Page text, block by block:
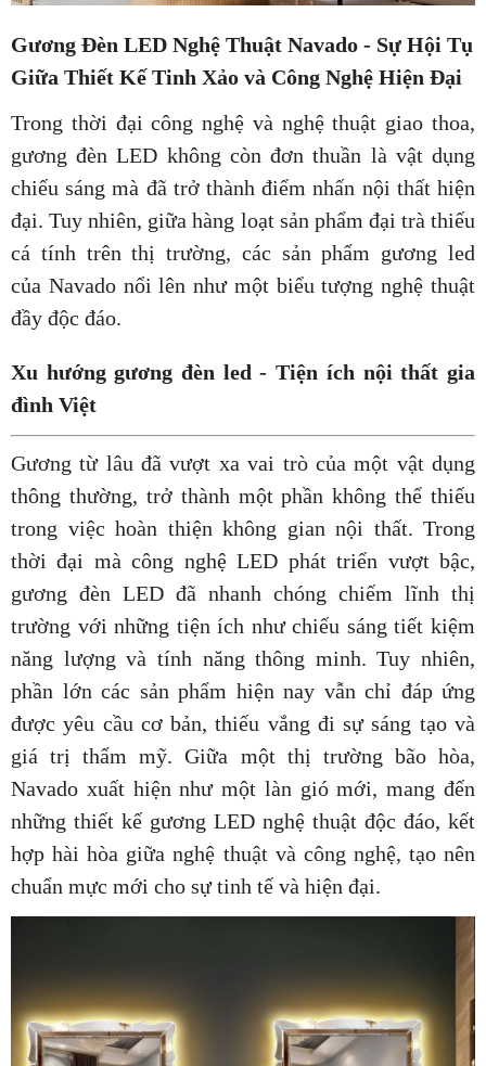
Gương Đèn LED Nghệ Thuật Navado - Sự Hội Tụ
Giữa Thiết Kế Tinh Xảo và Công Nghệ Hiện Đại
Trong thời đại công nghệ và nghệ thuật giao thoa,
gương đèn LED không còn đơn thuần là vật dụng
chiếu sáng mà đã trở thành điểm nhấn nội thất hiện
đại. Tuy nhiên, giữa hàng loạt sản phẩm đại trà thiếu
cá tính trên thị trường, các sản phẩm gương led
của Navado nổi lên như một biểu tượng nghệ thuật
đầy độc đáo.
Xu hướng gương đèn led - Tiện ích nội thất gia
đình Việt
Gương từ lâu đã vượt xa vai trò của một vật dụng
thông thường, trở thành một phần không thể thiếu
trong việc hoàn thiện không gian nội thất. Trong
thời đại mà công nghệ LED phát triển vượt bậc,
gương đèn LED đã nhanh chóng chiếm lĩnh thị
trường với những tiện ích như chiếu sáng tiết kiệm
năng lượng và tính năng thông minh. Tuy nhiên,
phần lớn các sản phẩm hiện nay vẫn chỉ đáp ứng
được yêu cầu cơ bản, thiếu vắng đi sự sáng tạo và
giá trị thẩm mỹ. Giữa một thị trường bão hòa,
Navado xuất hiện như một làn gió mới, mang đến
những thiết kế gương LED nghệ thuật độc đáo, kết
hợp hài hòa giữa nghệ thuật và công nghệ, tạo nên
chuẩn mực mới cho sự tinh tế và hiện đại.